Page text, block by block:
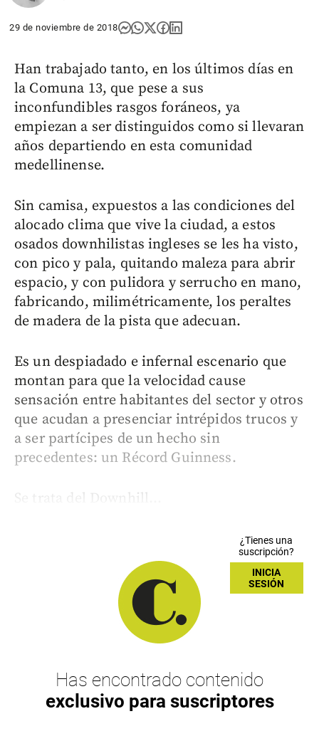
29 de noviembre de 2018
Han trabajado tanto, en los últimos días en
la Comuna 13, que pese a sus
inconfundibles rasgos foráneos, ya
empiezan a ser distinguidos como si llevaran
años departiendo en esta comunidad
medellinense.
Sin camisa, expuestos a las condiciones del
alocado clima que vive la ciudad, a estos
osados downhilistas ingleses se les ha visto,
con pico y pala, quitando maleza para abrir
espacio, y con pulidora y serrucho en mano,
fabricando, milimétricamente, los peraltes
de madera de la pista que adecuan.
Es un despiadado e infernal escenario que
montan para que la velocidad cause
sensación entre habitantes del sector y otros
que acudan a presenciar intrépidos trucos y
a ser partícipes de un hecho sin
precedentes: un Récord Guinness.
Se trata del Downhill...
¿Tienes una
suscripción?
INICIA
SESIÓN
Has encontrado contenido
exclusivo para suscriptores